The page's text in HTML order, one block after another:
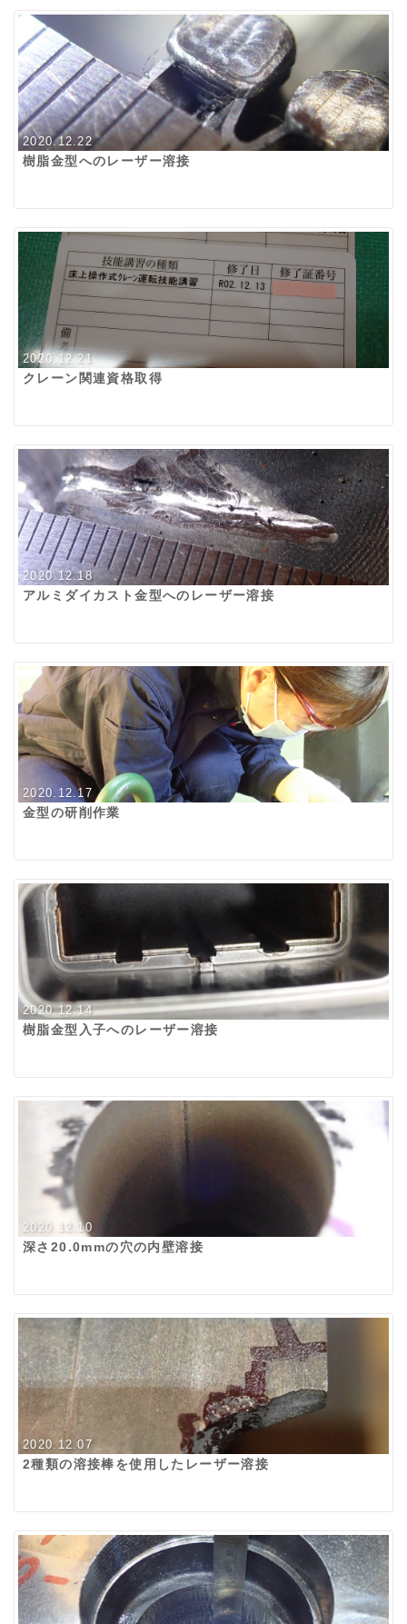
2020.12.22
樹脂金型へのレーザー溶接
2020.12.21
クレーン関連資格取得
2020.12.18
アルミダイカスト金型へのレーザー溶接
2020.12.17
金型の研削作業
2020.12.14
樹脂金型入子へのレーザー溶接
2020.12.10
深さ20.0mmの穴の内壁溶接
2020.12.07
2種類の溶接棒を使用したレーザー溶接